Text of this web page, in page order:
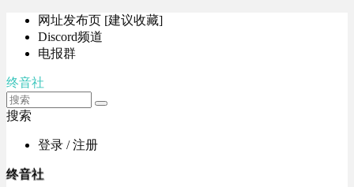
网址发布页 [建议收藏]
Discord频道
电报群
终音社
搜索
登录 / 注册
终音社